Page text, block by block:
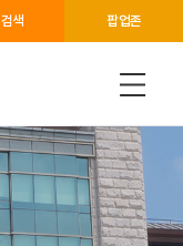
검색 팝업존